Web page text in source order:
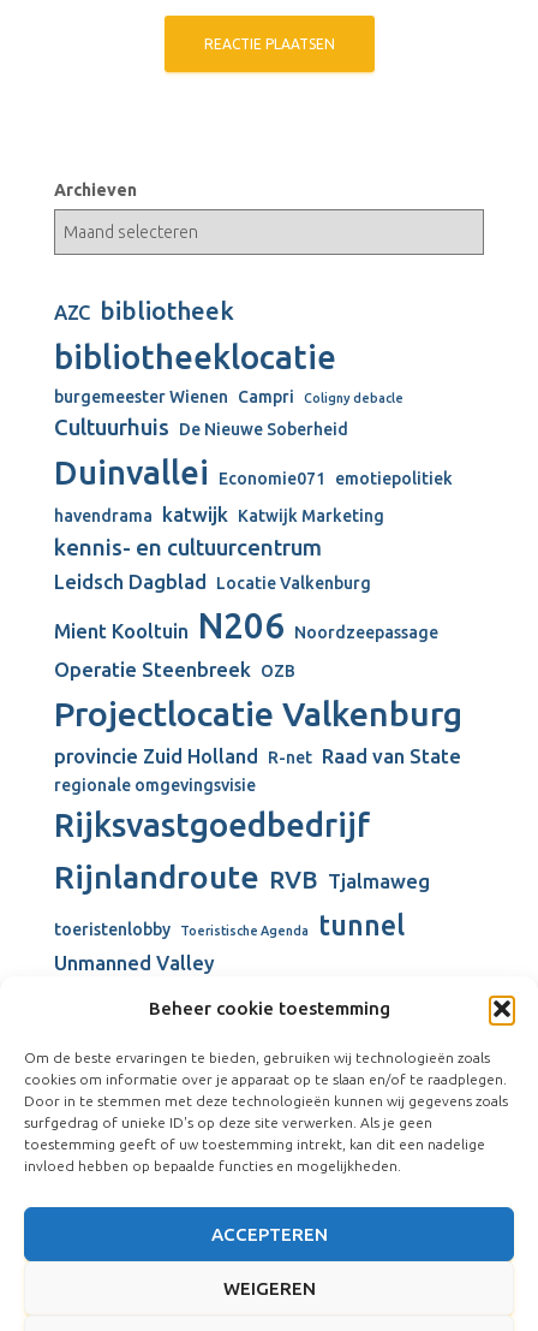
Beheer cookie toestemming
Om de beste ervaringen te bieden, gebruiken wij technologieën zoals
cookies om informatie over je apparaat op te slaan en/of te raadplegen.
Door in te stemmen met deze technologieën kunnen wij gegevens zoals
surfgedrag of unieke ID's op deze site verwerken. Als je geen
toestemming geeft of uw toestemming intrekt, kan dit een nadelige
invloed hebben op bepaalde functies en mogelijkheden.
ACCEPTEREN
WEIGEREN
Archieven
AZC bibliotheek
bibliotheeklocatie
burgemeester Wienen Campri Coligny debacle
Cultuurhuis De Nieuwe Soberheid
Duinvallei Economie071
emotiepolitiek
havendrama
katwijk Katwijk Marketing
kennis- en cultuurcentrum
Leidsch Dagblad Locatie Valkenburg
Mient Kooltuin N206 Noordzeepassage
Operatie Steenbreek OZB
Projectlocatie Valkenburg
provincie Zuid Holland R-net Raad van State
regionale omgevingsvisie
Rijksvastgoedbedrijf
Rijnlandroute RVB Tjalmaweg
toeristenlobby Toeristische Agenda tunnel
Unmanned Valley
Unmanned Valley Valkenburg
Valkenhorst verbouw gemeentehuis
Visserijschool Vliegkamp Valkenburg
Vliegveld Valkenburg Wienen-tijdperk windmolens